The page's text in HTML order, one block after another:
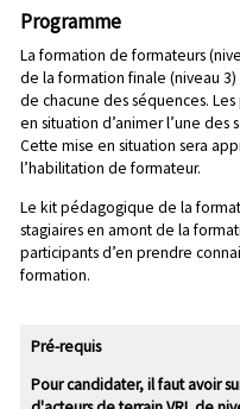
Programme
La formation de formateurs
de la formation finale (niveau
de chacune des séquences.
en situation d’animer l’une
Cette mise en situation sera
l’habilitation de formateur.
Le kit pédagogique de la
stagiaires en amont de la
participants d’en prendre
formation.
Pré-requis
Pour candidater, il faut avoir